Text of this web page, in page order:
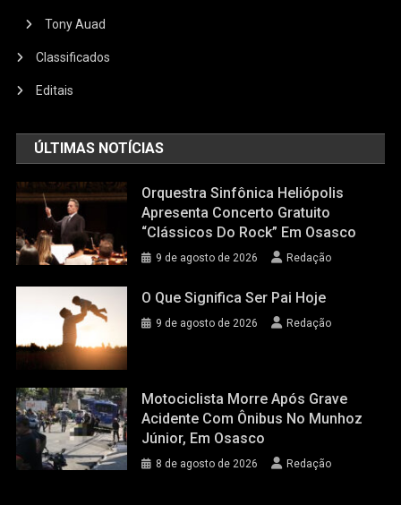
Tony Auad
Classificados
Editais
ÚLTIMAS NOTÍCIAS
Orquestra Sinfônica Heliópolis
Apresenta Concerto Gratuito
“Clássicos Do Rock” Em Osasco
9 de agosto de 2026 Redação
O Que Significa Ser Pai Hoje
9 de agosto de 2026 Redação
Motociclista Morre Após Grave
Acidente Com Ônibus No Munhoz
Júnior, Em Osasco
8 de agosto de 2026 Redação